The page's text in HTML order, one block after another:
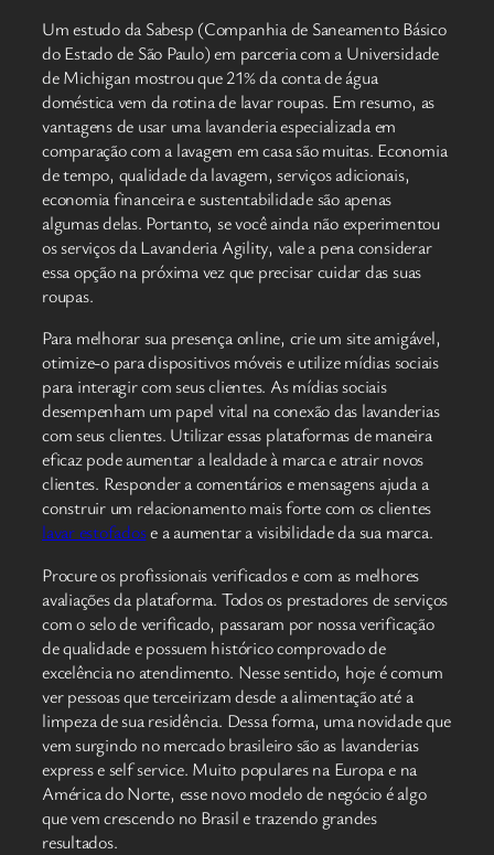
Um estudo da Sabesp (Companhia de Saneamento Básico
do Estado de São Paulo) em parceria com a Universidade
de Michigan mostrou que 21% da conta de água
doméstica vem da rotina de lavar roupas. Em resumo, as
vantagens de usar uma lavanderia especializada em
comparação com a lavagem em casa são muitas. Economia
de tempo, qualidade da lavagem, serviços adicionais,
economia financeira e sustentabilidade são apenas
algumas delas. Portanto, se você ainda não experimentou
os serviços da Lavanderia Agility, vale a pena considerar
essa opção na próxima vez que precisar cuidar das suas
roupas.
Para melhorar sua presença online, crie um site amigável,
otimize-o para dispositivos móveis e utilize mídias sociais
para interagir com seus clientes. As mídias sociais
desempenham um papel vital na conexão das lavanderias
com seus clientes. Utilizar essas plataformas de maneira
eficaz pode aumentar a lealdade à marca e atrair novos
clientes. Responder a comentários e mensagens ajuda a
construir um relacionamento mais forte com os clientes
lavar estofadose a aumentar a visibilidade da sua marca.
Procure os profissionais verificados e com as melhores
avaliações da plataforma. Todos os prestadores de serviços
com o selo de verificado, passaram por nossa verificação
de qualidade e possuem histórico comprovado de
excelência no atendimento. Nesse sentido, hoje é comum
ver pessoas que terceirizam desde a alimentação até a
limpeza de sua residência. Dessa forma, uma novidade que
vem surgindo no mercado brasileiro são as lavanderias
express e self service. Muito populares na Europa e na
América do Norte, esse novo modelo de negócio é algo
que vem crescendo no Brasil e trazendo grandes
resultados.